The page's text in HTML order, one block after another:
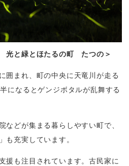
光と緑とほたるの町　たつの＞
囲まれ、町の中央に天竜川が走る
になるとゲンジボタルが乱舞する
などが集まる暮らしやすい町で、
も充実しています。
援も注目されています。古民家に